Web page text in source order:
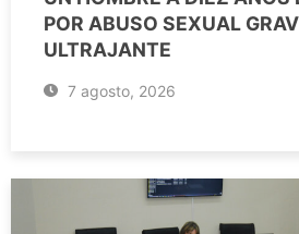
POR ABUSO SEXUAL
ULTRAJANTE
7 agosto, 2026